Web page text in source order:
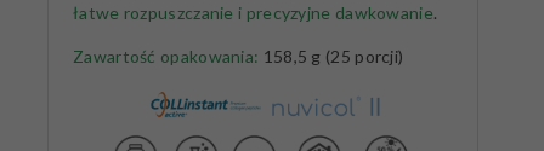
łatwe rozpuszczanie i precyzyjne dawkowanie.
Zawartość opakowania: 158,5 g (25 porcji)